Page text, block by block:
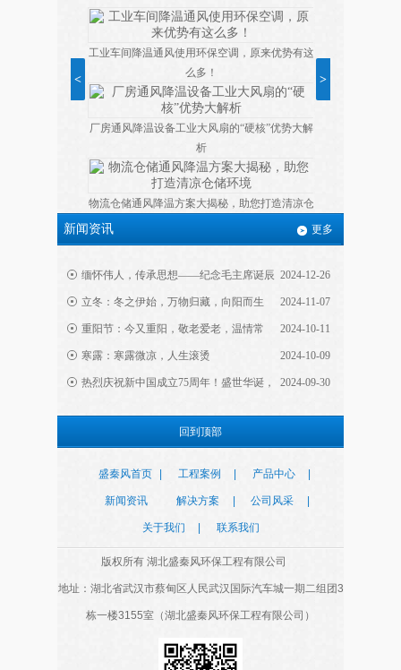
<
工业车间降温通风使用环保空调，原来优势有这
么多！
厂房通风降温设备工业大风扇的“硬核”优势大解
析
物流仓储通风降温方案大揭秘，助您打造清凉仓
这里你就懂
温通风的首选
仓库降温仓储通风降温的首选方法？推荐永磁工
的降温设备
>
润东方走进三秦大地07
润东方走进三秦大地06
新闻资讯 更多
2024-12-26
缅怀伟人，传承思想——纪念毛主席诞辰
131周年 2024-11-07
立冬：冬之伊始，万物归藏，向阳而生
2024-10-11
重阳节：今又重阳，敬老爱老，温情常
伴，岁月留香！ 2024-10-09
寒露：寒露微凉，人生滚烫
2024-09-30
热烈庆祝新中国成立75周年！盛世华诞，
回到顶部
盛秦风首页 工程案例 产品中心
新闻资讯 解决方案 公司风采
关于我们 联系我们
版权所有 湖北盛秦风环保工程有限公司
地址：湖北省武汉市蔡甸区人民武汉国际汽车城一期二组团3
栋一楼3155室（湖北盛秦风环保工程有限公司）